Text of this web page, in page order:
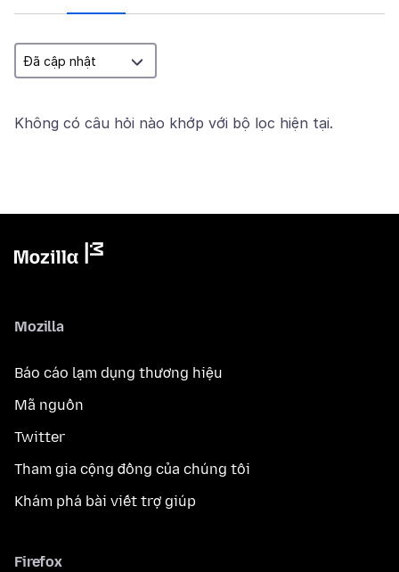
Không có câu hỏi nào khớp với bộ lọc hiện tại.
Mozilla
Báo cáo lạm dụng thương hiệu
Mã nguồn
Twitter
Tham gia cộng đồng của chúng tôi
Khám phá bài viết trợ giúp
Firefox